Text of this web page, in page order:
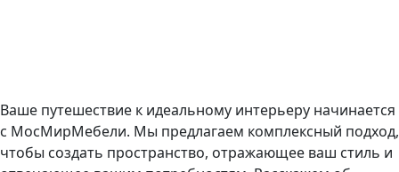
Ваше путешествие к идеальному интерьеру начинается
с МосМирМебели. Мы предлагаем комплексный подход,
чтобы создать пространство, отражающее ваш стиль и